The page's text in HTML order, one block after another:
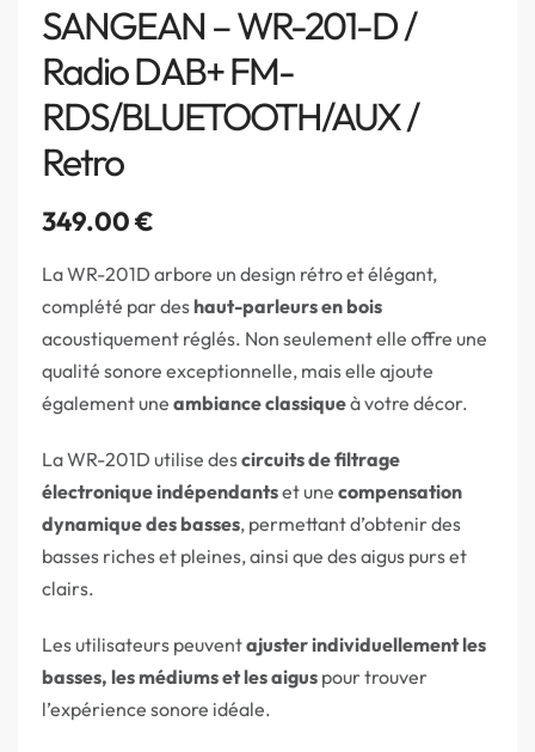
SANGEAN – WR-201-D /
Radio DAB+ FM-
RDS/BLUETOOTH/AUX /
Retro
349.00€
La WR-201D arbore un design rétro et élégant,
complété par deshaut-parleurs en bois
acoustiquement réglés. Non seulement elle offre une
qualité sonore exceptionnelle, mais elle ajoute
également une ambiance classiqueà votre décor.
La WR-201D utilise descircuits de filtrage
électronique indépendantset une compensation
dynamique des basses, permettant d’obtenir des
basses riches et pleines, ainsi que des aigus purs et
clairs.
Les utilisateurs peuventajuster individuellement les
basses, les médiums et les aigus pour trouver
l’expérience sonore idéale.